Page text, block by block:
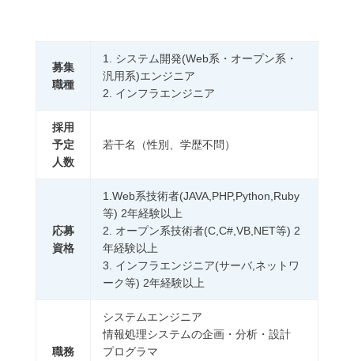
募集
職種
1. システム開発(Web系・オープン系・
汎用系)エンジニア
2. インフラエンジニア
採用
予定
人数
若干名（性別、学歴不問）
応募
資格
1.Web系技術者(JAVA,PHP,Python,Ruby
等) 2年経験以上
2. オープン系技術者(C,C#,VB,NET等) 2
年経験以上
3. インフラエンジニア(サーバ,ネットワ
ーク等) 2年経験以上
職務
システムエンジニア
情報処理システムの企画・分析・設計
プログラマ